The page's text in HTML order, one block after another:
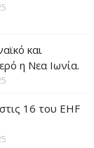
και
η Νεα Ιωνία.
16 του EHF